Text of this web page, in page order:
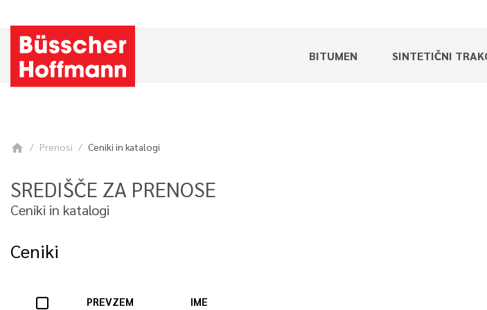
BITUMEN SINTETIČNI
home Prenosi Ceniki in katalogi
SREDIŠČE ZA PRENOSE
Ceniki in katalogi
Ceniki
PREVZEM IME